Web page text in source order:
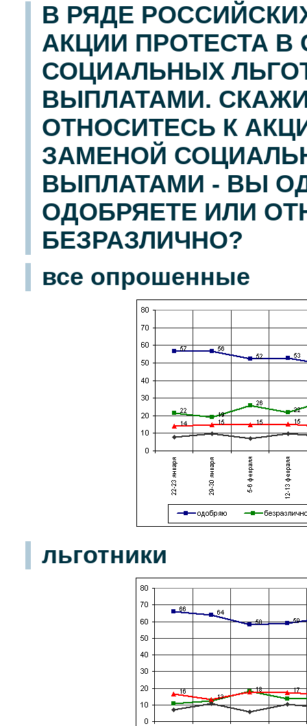
В РЯДЕ
АКЦИИ ПРОТЕСТА
СОЦИАЛЬНЫХ
ВЫПЛАТАМИ.
ОТНОСИТЕСЬ К
ЗАМЕНОЙ
ВЫПЛАТАМИ - ВЫ
ОДОБРЯЕТЕ ИЛИ
БЕЗРАЗЛИЧНО?
все опрошенные
льготники